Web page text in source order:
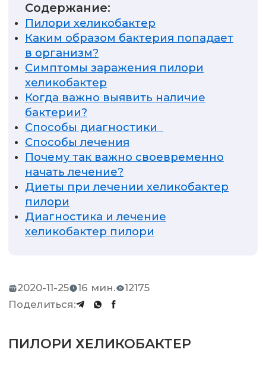
Содержание:
Пилори хеликобактер
Каким образом бактерия попадает
в организм?
Симптомы заражения пилори
хеликобактер
Когда важно выявить наличие
бактерии?
Способы диагностики
Способы лечения
Почему так важно своевременно
начать лечение?
Диеты при лечении хеликобактер
пилори
Диагностика и лечение
хеликобактер пилори
2020-11-25 16 мин.
12175
Поделиться:
ПИЛОРИ ХЕЛИКОБАКТЕР